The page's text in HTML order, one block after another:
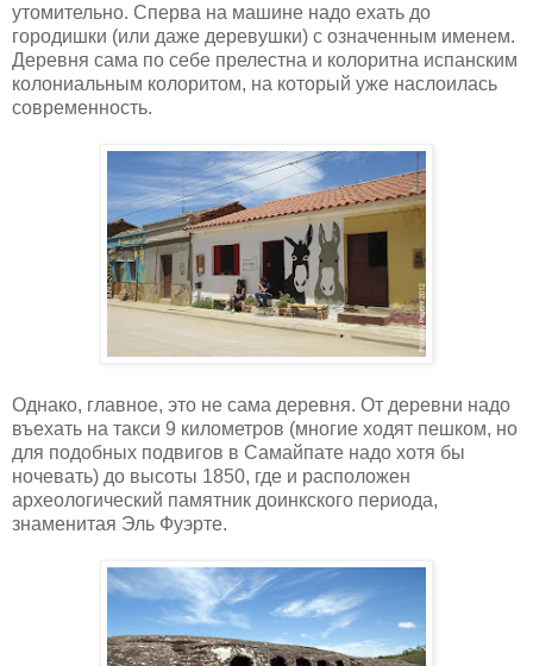
утомительно. Сперва на машине надо ехать до
городишки (или даже деревушки) с означенным именем.
Деревня сама по себе прелестна и колоритна испанским
колониальным колоритом, на который уже наслоилась
современность.
Однако, главное, это не сама деревня. От деревни надо
въехать на такси 9 километров (многие ходят пешком, но
для подобных подвигов в Самайпате надо хотя бы
ночевать) до высоты 1850, где и расположен
археологический памятник доинкского периода,
знаменитая Эль Фуэрте.